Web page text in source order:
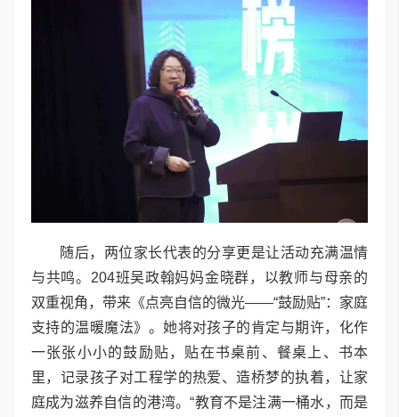
随后，两位家长代表的分享更是让活动充满温情
与共鸣。204班吴政翰妈妈金晓群，以教师与母亲的
双重视角，带来《点亮自信的微光——“鼓励贴”：家庭
支持的温暖魔法》。她将对孩子的肯定与期许，化作
一张张小小的鼓励贴，贴在书桌前、餐桌上、书本
里，记录孩子对工程学的热爱、造桥梦的执着，让家
庭成为滋养自信的港湾。“教育不是注满一桶水，而是